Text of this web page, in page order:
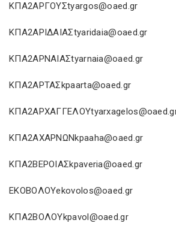
ΚΠΑ2ΑΡΓΟΥΣtyargos@oaed.gr
ΚΠΑ2ΑΡΙΔΑΙΑΣtyaridaia@oaed.gr
ΚΠΑ2ΑΡΝΑΙΑΣtyarnaia@oaed.gr
ΚΠΑ2ΑΡΤΑΣkpaarta@oaed.gr
ΚΠΑ2ΑΧΑΡΝΩΝkpaaha@oaed.gr
ΚΠΑ2ΒΕΡΟΙΑΣkpaveria@oaed.gr
ΕΚΟΒΟΛΟΥekovolos@oaed.gr
ΚΠΑ2ΒΟΛΟΥkpavol@oaed.gr